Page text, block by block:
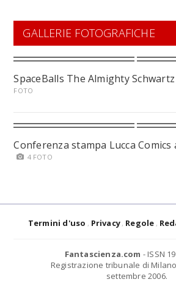
GALLERIE FOTOGRAFICHE
SpaceBalls The Almighty Schwartz
FOTO
Conferenza stampa Lucca Comics
4 FOTO
Termini d'uso Privacy Regole
Fantascienza.com - ISSN
Registrazione tribunale di
settembre 2006.